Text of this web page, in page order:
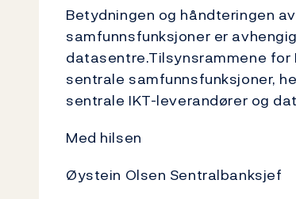
Betydningen og håndteringen
samfunnsfunksjoner er
datasentre.Tilsynsrammene
sentrale samfunnsfunksjoner,
sentrale IKT-leverandører og
Med hilsen
Øystein Olsen Sentralbanksjef